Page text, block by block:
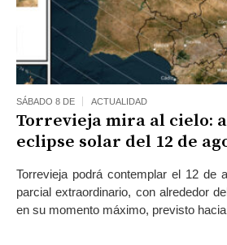
SÁBADO 8 DE ACTUALIDAD
Torrevieja mira al cielo:
eclipse solar del 12 de
Torrevieja podrá contemplar el 12 de
parcial extraordinario, con alrededor
en su momento máximo, previsto